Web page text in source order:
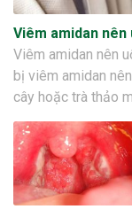
Viêm amidan nên
Viêm amidan nên
bị viêm amidan
cây hoặc trà thảo